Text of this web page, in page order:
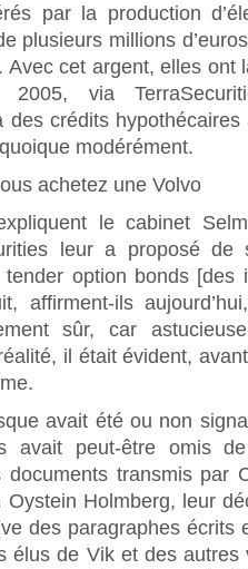
par la production
plusieurs millions
Avec cet argent, elles ont
2005, via
des crédits
modérément.
achetez une Volvo
le cabinet
leur a proposé
option bonds [des
affirment-ils
sûr, car
il était évident,
avait été ou non
avait peut-être omis
documents transmis par
Holmberg, leur
des paragraphes écrits
élus de Vik et des autres